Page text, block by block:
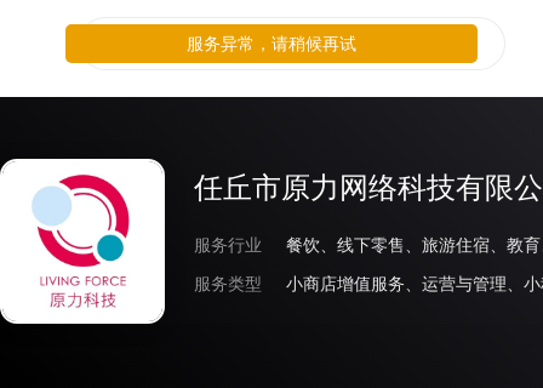
任丘市原力网络科技有限
服务行业
服务类型
小商店增值服务、运营与管理、
服务异常，请稍候再试